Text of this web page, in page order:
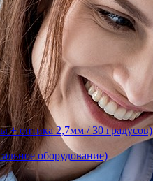
+ оптика 2,7мм / 30 градусов)
оборудование)